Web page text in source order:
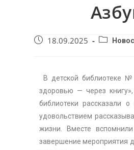
18.09.2025
В детской библиотеке
здоровью — через
библиотеки рассказали
удовольствием
жизни. Вместе
завершение мероприятия